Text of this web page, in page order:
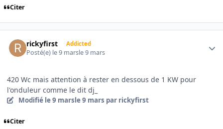
Citer
rickyfirst Addicted
Posté(e) le 9 marsle 9 mars
420 Wc mais attention à rester en dessous de 1 KW pour
l'onduleur comme le dit dj_
Modifié le 9 mars le 9 mars par rickyfirst
Citer